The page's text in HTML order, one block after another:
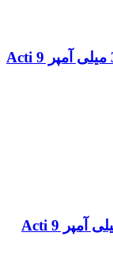
محافظ جان ترکیبی 25 آمپر چهار پل 30 میلی آمپر Acti 9
محافظ جان ترکیبی 32 آمپر دو پل 30 میلی آمپر Acti 9